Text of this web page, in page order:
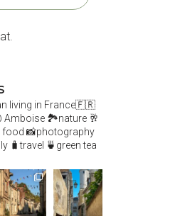
living in France🇫🇷
Amboise 🏞️nature 🥂
📸photography
🧳travel 🍵green tea